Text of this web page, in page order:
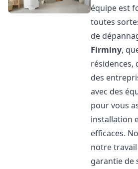
équipe est
toutes
de
Firminy,
résidences,
des
avec des
pour vous
installation
efficaces.
notre
garantie de